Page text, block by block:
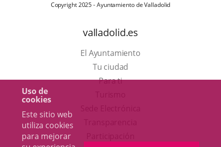
Uso de
cookies
Este sitio web
utiliza cookies
para mejorar
Copyright 2025 - Ayuntamiento de Valladolid
valladolid.es
El Ayuntamiento
Tu ciudad
Para ti